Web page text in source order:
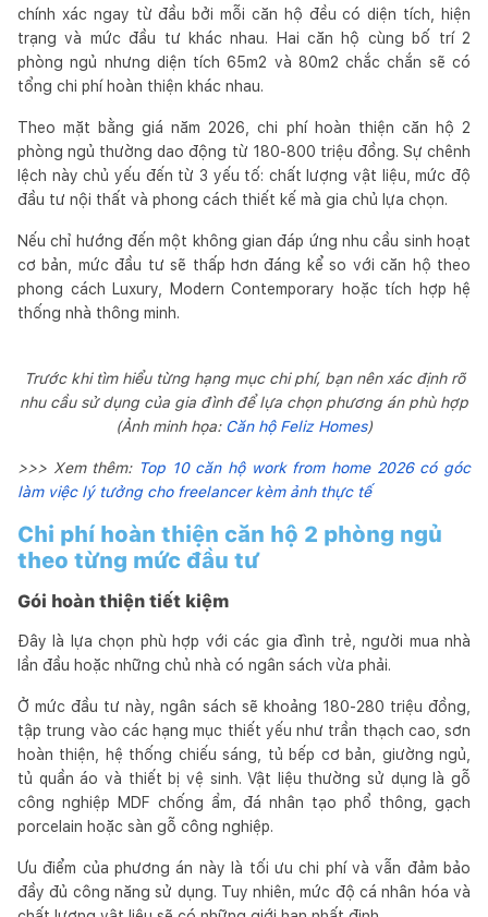
chính xác ngay từ đầu bởi mỗi căn hộ đều có diện tích, hiện
trạng và mức đầu tư khác nhau. Hai căn hộ cùng bố trí 2
phòng ngủ nhưng diện tích 65m2 và 80m2 chắc chắn sẽ có
tổng chi phí hoàn thiện khác nhau.
Theo mặt bằng giá năm 2026, chi phí hoàn thiện căn hộ 2
phòng ngủ thường dao động từ 180-800 triệu đồng. Sự chênh
lệch này chủ yếu đến từ 3 yếu tố: chất lượng vật liệu, mức độ
đầu tư nội thất và phong cách thiết kế mà gia chủ lựa chọn.
Nếu chỉ hướng đến một không gian đáp ứng nhu cầu sinh hoạt
cơ bản, mức đầu tư sẽ thấp hơn đáng kể so với căn hộ theo
phong cách Luxury, Modern Contemporary hoặc tích hợp hệ
thống nhà thông minh.
Trước khi tìm hiểu từng hạng mục chi phí, bạn nên xác định rõ
nhu cầu sử dụng của gia đình để lựa chọn phương án phù hợp
(Ảnh minh họa: Căn hộ Feliz Homes)
>>> Xem thêm: Top 10 căn hộ work from home 2026 có góc
làm việc lý tưởng cho freelancer kèm ảnh thực tế
Chi phí hoàn thiện căn hộ 2 phòng ngủ
theo từng mức đầu tư
Gói hoàn thiện tiết kiệm
Đây là lựa chọn phù hợp với các gia đình trẻ, người mua nhà
lần đầu hoặc những chủ nhà có ngân sách vừa phải.
Ở mức đầu tư này, ngân sách sẽ khoảng 180-280 triệu đồng,
tập trung vào các hạng mục thiết yếu như trần thạch cao, sơn
hoàn thiện, hệ thống chiếu sáng, tủ bếp cơ bản, giường ngủ,
tủ quần áo và thiết bị vệ sinh. Vật liệu thường sử dụng là gỗ
công nghiệp MDF chống ẩm, đá nhân tạo phổ thông, gạch
porcelain hoặc sàn gỗ công nghiệp.
Ưu điểm của phương án này là tối ưu chi phí và vẫn đảm bảo
đầy đủ công năng sử dụng. Tuy nhiên, mức độ cá nhân hóa và